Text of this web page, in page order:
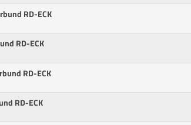
RD-ECK
RD-ECK
RD-ECK
RD-ECK